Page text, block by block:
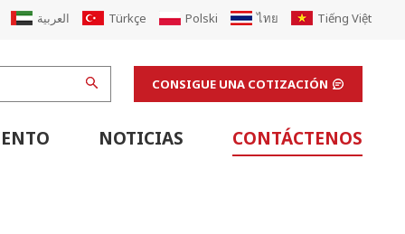
العربية Türkçe Polski ไทย Tiếng Việt
CONSIGUE UNA COTIZACIÓN
NOTICIAS CONTÁCTENOS